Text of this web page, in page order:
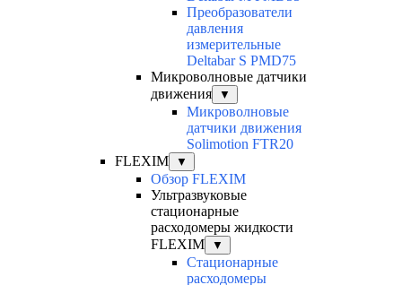
Преобразователи
давления
измерительные
Deltabar S PMD75
Микроволновые датчики
движения
▼
Микроволновые
датчики движения
Solimotion FTR20
FLEXIM
▼
Обзор FLEXIM
Ультразвуковые
стационарные
расходомеры жидкости
FLEXIM
▼
Cтационарные
расходомеры